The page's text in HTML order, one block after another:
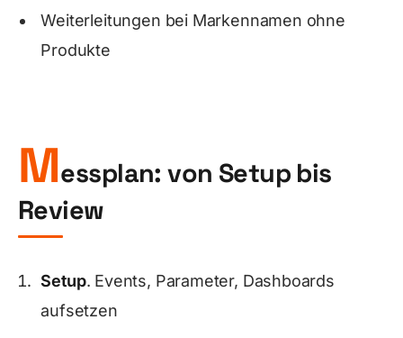
Weiterleitungen bei Markennamen ohne
Produkte
Messplan: von Setup bis
Review
Setup. Events, Parameter, Dashboards
aufsetzen